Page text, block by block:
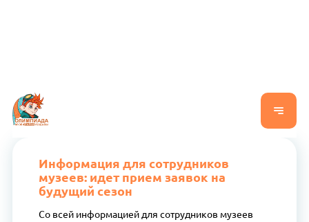
Информация для сотрудников
музеев: идет прием заявок на
будущий сезон
Со всей информацией для сотрудников музеев